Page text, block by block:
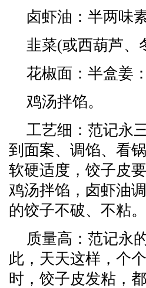
卤虾油：半两味
韭菜(或西葫芦、
花椒面：半盒姜
鸡汤拌馅。
工艺细：范记永
到面案、调馅、看
软硬适度，饺子皮
鸡汤拌馅，卤虾油
的饺子不破、不粘。
质量高：范记永
此，天天这样，个
时，饺子皮发粘，都